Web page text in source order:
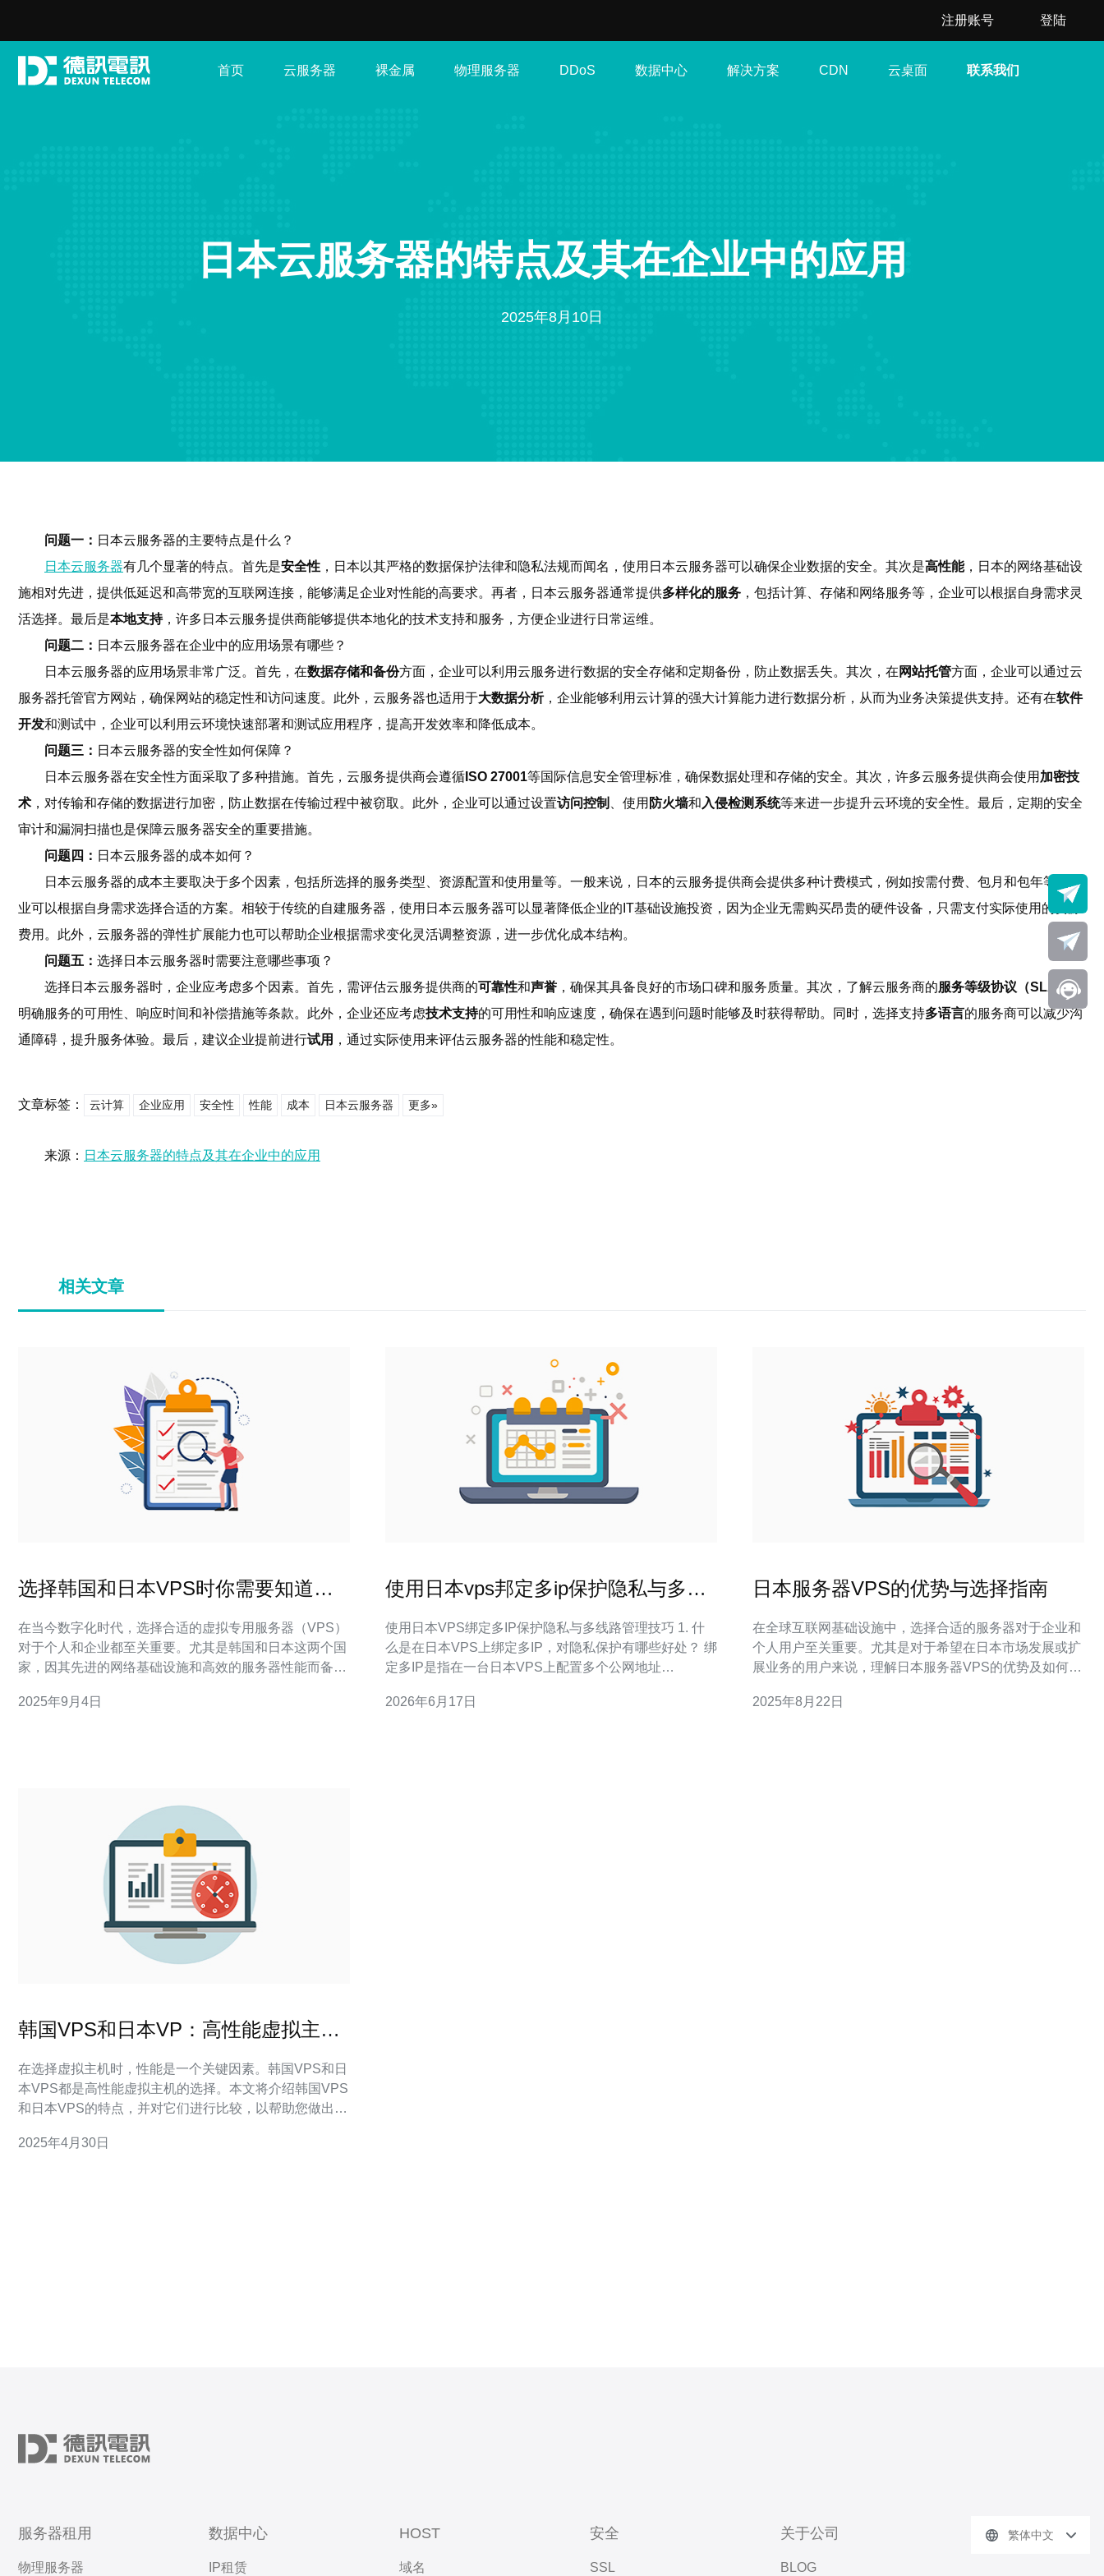
注册账号 登陆
首页 云服务器 裸金属 物理服务器 DDoS 数据中心 解决方案 CDN 云桌面 联系我们
日本云服务器的特点及其在企业中的应用
2025年8月10日
问题一： 日本云服务器的主要特点是什么？
日本云服务器有几个显著的特点。首先是安全性 ，日本以其严格的数据保护法律和隐私法规而闻名，使用日本云服务器可以确保企业数据的安全。其次是高性能，日本的网络基础设
施相对先进，提供低延迟和高带宽的互联网连接，能够满足企业对性能的高要求。再者，日本云服务器通常提供多样化的服务 ，包括计算、存储和网络服务等，企业可以根据自身需求灵
活选择。最后是本地支持，许多日本云服务提供商能够提供本地化的技术支持和服务，方便企业进行日常运维。
问题二： 日本云服务器在企业中的应用场景有哪些？
日本云服务器的应用场景非常广泛。首先，在数据存储和备份方面，企业可以利用云服务进行数据的安全存储和定期备份，防止数据丢失。其次，在 网站托管方面，企业可以通过云
服务器托管官方网站，确保网站的稳定性和访问速度。此外，云服务器也适用于大数据分析，企业能够利用云计算的强大计算能力进行数据分析，从而为业务决策提供支持。还有在软件
开发和测试中，企业可以利用云环境快速部署和测试应用程序，提高开发效率和降低成本。
问题三： 日本云服务器的安全性如何保障？
日本云服务器在安全性方面采取了多种措施。首先，云服务提供商会遵循 ISO 27001等国际信息安全管理标准，确保数据处理和存储的安全。其次，许多云服务提供商会使用 加密技
术 ，对传输和存储的数据进行加密，防止数据在传输过程中被窃取。此外，企业可以通过设置访问控制 、使用 防火墙和 入侵检测系统等来进一步提升云环境的安全性。最后，定期的安全
审计和漏洞扫描也是保障云服务器安全的重要措施。
问题四： 日本云服务器的成本如何？
日本云服务器的成本主要取决于多个因素，包括所选择的服务类型、资源配置和使用量等。一般来说，日本的云服务提供商会提供多种计费模式，例如按需付费、包月和包年等，企
业可以根据自身需求选择合适的方案。相较于传统的自建服务器，使用日本云服务器可以显著降低企业的IT基础设施投资，因为企业无需购买昂贵的硬件设备，只需支付实际使用的资源
费用。此外，云服务器的弹性扩展能力也可以帮助企业根据需求变化灵活调整资源，进一步优化成本结构。
问题五： 选择日本云服务器时需要注意哪些事项？
选择日本云服务器时，企业应考虑多个因素。首先，需评估云服务提供商的可靠性和声誉 ，确保其具备良好的市场口碑和服务质量。其次，了解云服务商的服务等级协议（SLA），
明确服务的可用性、响应时间和补偿措施等条款。此外，企业还应考虑技术支持的可用性和响应速度，确保在遇到问题时能够及时获得帮助。同时，选择支持多语言的服务商可以减少沟
通障碍，提升服务体验。最后，建议企业提前进行试用 ，通过实际使用来评估云服务器的性能和稳定性。
文章标签： 云计算 企业应用 安全性 性能 成本 日本云服务器 更多»
来源： 日本云服务器的特点及其在企业中的应用
相关文章
选择韩国和日本VPS时你需要知道的
在当今数字化时代，选择合适的虚拟专用服务器（VPS）
对于个人和企业都至关重要。尤其是韩国和日本这两个国
家，因其先进的网络基础设施和高效的服务器性能而备受
的关键因素，以帮助您做出明智的决策。 首先，服务器的
2025年9月4日
使用日本vps邦定多ip保护隐私与多线
使用日本VPS绑定多IP保护隐私与多线路管理技巧 1. 什
么是在日本VPS上绑定多IP，对隐私保护有哪些好处？ 绑
定多IP是指在一台日本VPS上配置多个公网地址
同的源IP。对隐私保护的好处包括：可以实现IP轮换降低
2026年6月17日
日本服务器VPS的优势与选择指南
在全球互联网基础设施中，选择合适的服务器对于企业和
个人用户至关重要。尤其是对于希望在日本市场发展或扩
展业务的用户来说，理解日本服务器VPS的优势及如何正
器VPS有哪些优势？ 首先，日本服务器VPS的地理位置
2025年8月22日
韩国VPS和日本VP：高性能虚拟主机
在选择虚拟主机时，性能是一个关键因素。韩国VPS和日
本VPS都是高性能虚拟主机的选择。本文将介绍韩国VPS
和日本VPS的特点，并对它们进行比较，以帮助您做出更
有以下特点： 地理位置优势：韩国位于亚洲东北部，与中
2025年4月30日
服务器租用
物理服务器
数据中心
IP租赁
HOST
域名
安全
SSL
关于公司
BLOG
繁体中文